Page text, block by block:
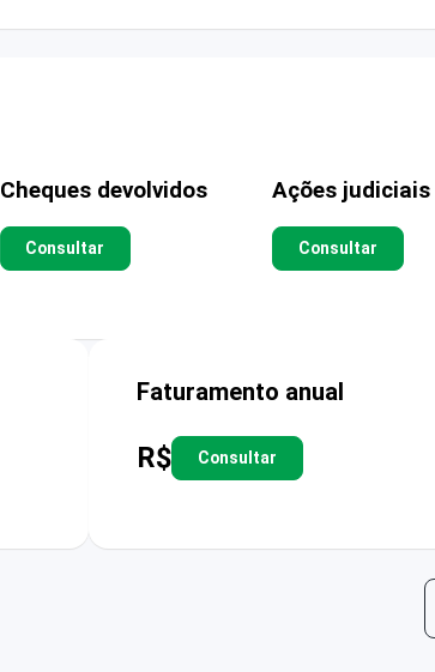
Cheques devolvidos
Consultar
Ações judiciais
Consultar
Faturamento anual
R$ Consultar